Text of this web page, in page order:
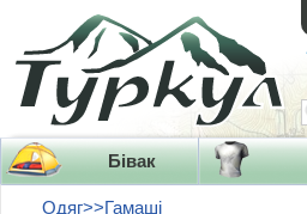
Бівак
Одяг>>Гамаші